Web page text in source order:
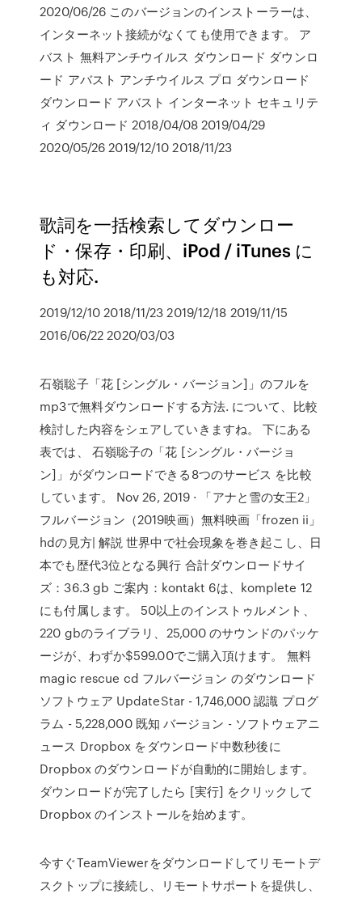
2020/06/26 このバージョンのインストーラーは、
インターネット接続がなくても使用できます。 ア
バスト 無料アンチウイルス ダウンロード ダウンロ
ード アバスト アンチウイルス プロ ダウンロード
ダウンロード アバスト インターネット セキュリテ
ィ ダウンロード 2018/04/08 2019/04/29
2020/05/26 2019/12/10 2018/11/23
歌詞を一括検索してダウンロー
ド・保存・印刷、iPod / iTunes に
も対応.
2019/12/10 2018/11/23 2019/12/18 2019/11/15
2016/06/22 2020/03/03
石嶺聡子「花 [シングル・バージョン]」のフルを
mp3で無料ダウンロードする方法. について、比較
検討した内容をシェアしていきますね。 下にある
表では、 石嶺聡子の「花 [シングル・バージョ
ン]」がダウンロードできる8つのサービス を比較
しています。 Nov 26, 2019 · 「アナと雪の女王2」
フルバージョン（2019映画）無料映画「frozen ii」
hdの見方| 解説 世界中で社会現象を巻き起こし、日
本でも歴代3位となる興行 合計ダウンロードサイ
ズ：36.3 gb ご案内：kontakt 6は、komplete 12
にも付属します。 50以上のインストゥルメント、
220 gbのライブラリ、25,000 のサウンドのパッケ
ージが、わずか$599.00でご購入頂けます。 無料
magic rescue cd フルバージョン のダウンロード
ソフトウェア UpdateStar - 1,746,000 認識 プログ
ラム - 5,228,000 既知 バージョン - ソフトウェアニ
ュース Dropbox をダウンロード中数秒後に
Dropbox のダウンロードが自動的に開始します。
ダウンロードが完了したら [実行] をクリックして
Dropbox のインストールを始めます。
今すぐTeamViewerをダウンロードしてリモートデ
スクトップに接続し、リモートサポートを提供し、